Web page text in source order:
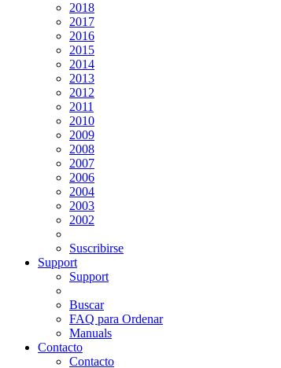
2018
2017
2016
2015
2014
2013
2012
2011
2010
2009
2008
2007
2006
2004
2003
2002
Suscribirse
Support
Support
Buscar
FAQ para Ordenar
Manuals
Contacto
Contacto